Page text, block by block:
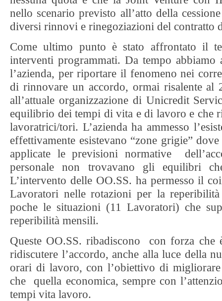
nello scenario previsto all’atto della
diversi rinnovi e rinegoziazioni del contratto
Come ultimo punto è stato affrontato il
interventi programmati. Da tempo
l’azienda, per riportare il fenomeno nei
di rinnovare un accordo, ormai risalente al
all’attuale organizzazione di Unicredit
equilibrio dei tempi di vita e di lavoro e che
lavoratrici/tori. L’azienda ha ammesso
effettivamente esistevano “zone grigie”
applicate le previsioni normative
personale non trovavano gli equilibri
L’intervento delle OO.SS. ha permesso il
Lavoratori nelle rotazioni per la
poche le situazioni (11 Lavoratori) che
reperibilità mensili.
Queste OO.SS. ribadiscono con forza
ridiscutere l’accordo, anche alla luce della
orari di lavoro, con l’obiettivo di
che quella economica, sempre con
tempi vita lavoro.